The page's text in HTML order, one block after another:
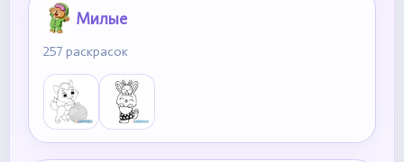
Милые
257 раскрасок